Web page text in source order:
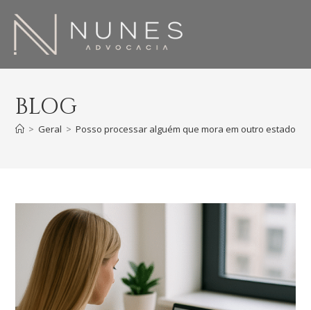
BLOG
> Geral > Posso processar alguém que mora em outro estado/